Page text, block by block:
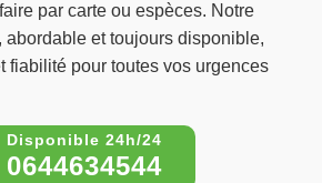
par carte ou espèces. Notre
abordable et toujours disponible,
fiabilité pour toutes vos urgences
0644634544